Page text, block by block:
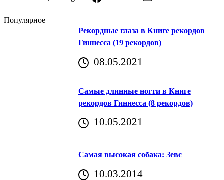
Популярное
Рекордные глаза в Книге рекордов
Гиннесса (19 рекордов)
08.05.2021
Самые длинные ногти в Книге
рекордов Гиннесса (8 рекордов)
10.05.2021
Самая высокая собака: Зевс
10.03.2014